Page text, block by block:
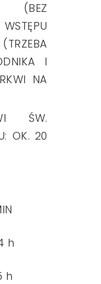
I
NA
ŚW.
OK. 20
h
h